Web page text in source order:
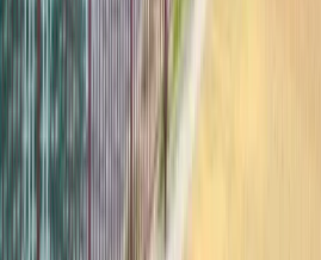
一人一鍋LE-TA-SU連開3
間分店！$68起食牛五花
套餐／即睇選址＋全港分
店地圖